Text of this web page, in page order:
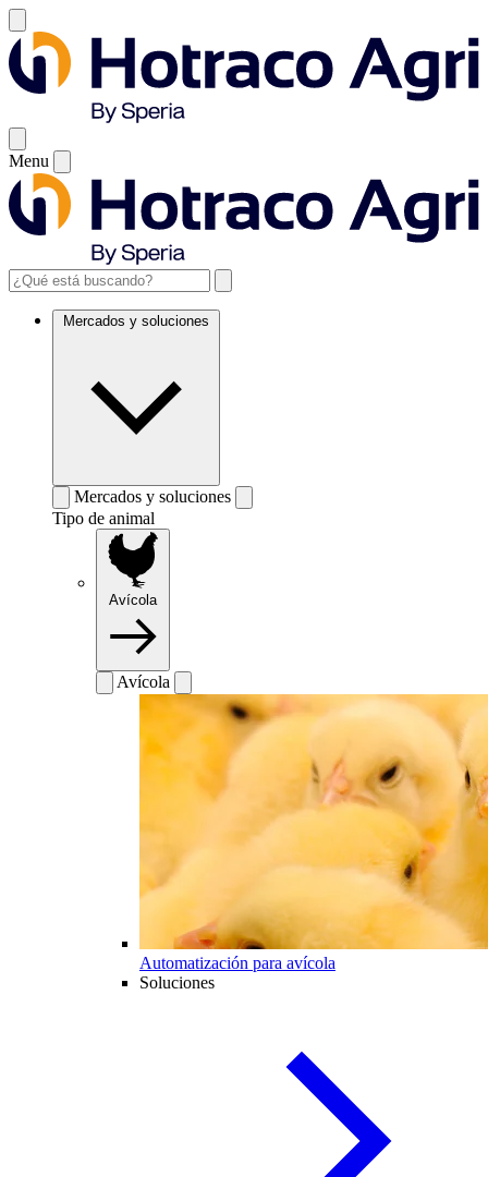
Menu
Mercados y soluciones
Mercados y soluciones
Tipo de animal
Avícola
Avícola
Automatización para avícola
Soluciones